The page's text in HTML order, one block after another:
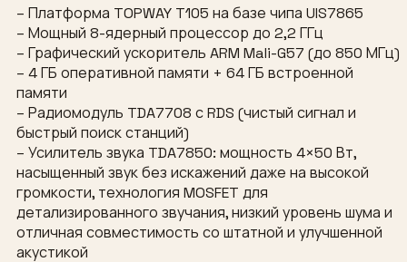
– Платформа TOPWAY T105 на базе чипа UIS7865
– Мощный 8-ядерный процессор до 2,2 ГГц
– Графический ускоритель ARM Mali-G57 (до 850 МГц)
– 4 ГБ оперативной памяти + 64 ГБ встроенной
памяти
– Радиомодуль TDA7708 с RDS (чистый сигнал и
быстрый поиск станций)
– Усилитель звука TDA7850: мощность 4×50 Вт,
насыщенный звук без искажений даже на высокой
громкости, технология MOSFET для
детализированного звучания, низкий уровень шума и
отличная совместимость со штатной и улучшенной
акустикой